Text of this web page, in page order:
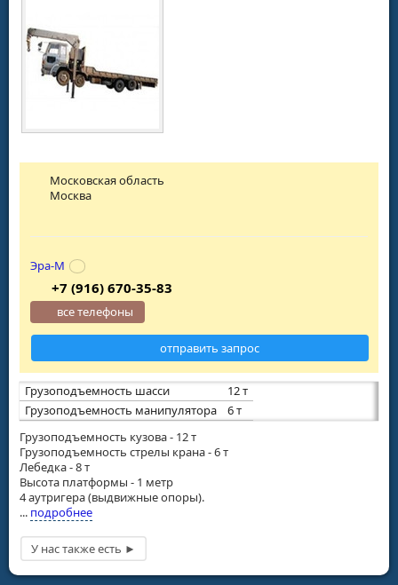
Грузоподъемность шасси
12 т
Грузоподъемность манипулятора
6 т
Грузоподъемность кузова - 12 т
Грузоподъемность стрелы крана - 6 т
Лебедка - 8 т
Высота платформы - 1 метр
4 аутригера (выдвижные опоры).
... подробнее
Московская область
Москва
Эра-М
+7 (916) 670-35-83
все телефоны
отправить запрос